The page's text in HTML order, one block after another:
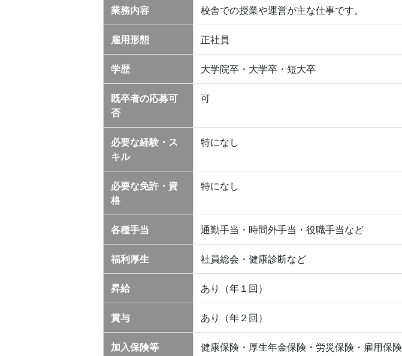
業務内容 校舎での授業や運営が主な仕事です。
雇用形態 正社員
学歴 大学院卒・大学卒・短大卒
既卒者の応募可
否
可
必要な経験・ス
キル
特になし
必要な免許・資
格
特になし
各種手当 通勤手当・時間外手当・役職手当など
福利厚生 社員総会・健康診断など
昇給 あり（年１回）
賞与 あり（年２回）
加入保険等 健康保険・厚生年金保険・労災保険・雇用保険